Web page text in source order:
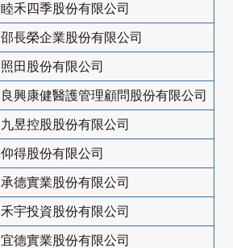
睦禾四季股份有限公司
邵長榮企業股份有限公司
照田股份有限公司
良興康健醫護管理顧問股份有限公司
九昱控股股份有限公司
仰得股份有限公司
承德實業股份有限公司
禾宇投資股份有限公司
宜德實業股份有限公司